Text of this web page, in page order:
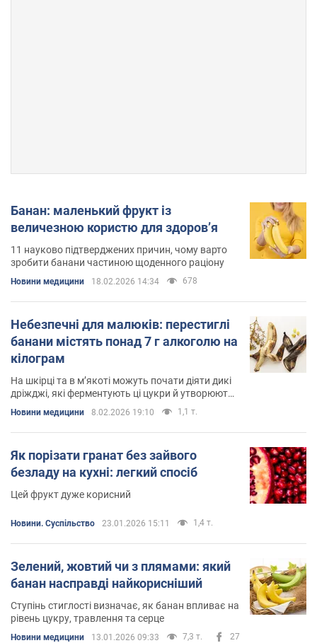
Банан: маленький фрукт із
величезною користю для здоров’я
11 науково підтверджених причин, чому варто
зробити банани частиною щоденного раціону
Новини медицини 18.02.2026 14:34 678
Небезпечні для малюків: перестиглі
банани містять понад 7 г алкоголю на
кілограм
На шкірці та в м’якоті можуть почати діяти дикі
дріжджі, які ферментують ці цукри й утворюють
Новини медицини 8.02.2026 19:10 1,1 т.
Як порізати гранат без зайвого
безладу на кухні: легкий спосіб
Цей фрукт дуже корисний
Новини. Суспільство 23.01.2026 15:11 1,4 т.
Зелений, жовтий чи з плямами: який
банан насправді найкорисніший
Ступінь стиглості визначає, як банан впливає на
рівень цукру, травлення та серце
Новини медицини 13.01.2026 09:33 7,3 т. 27